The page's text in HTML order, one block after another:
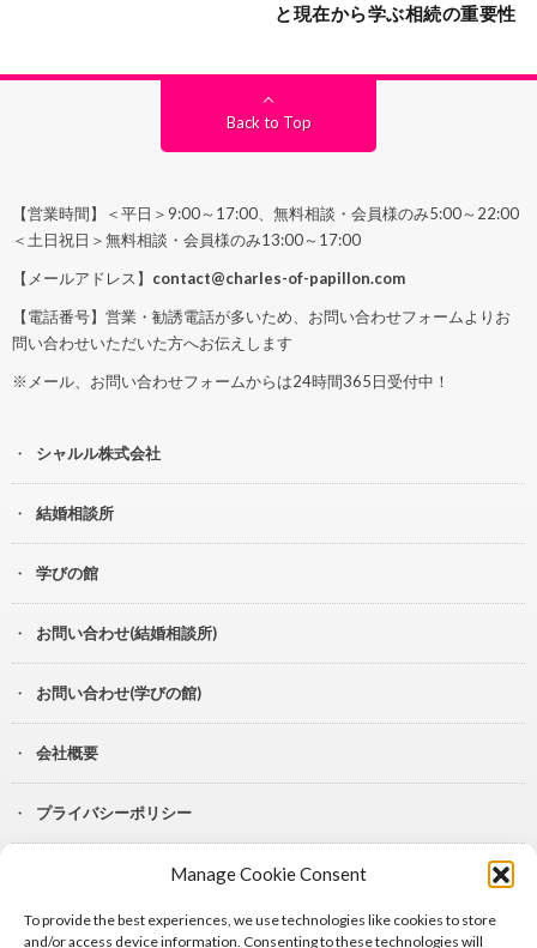
Manage Cookie Consent
To provide the best experiences, we use technologies like cookies to store
and/or access device information. Consenting to these technologies will
と現在から学ぶ相続の重要性
Back to Top
【営業時間】＜平日＞9:00～17:00、無料相談・会員様のみ5:00～22:00
＜土日祝日＞無料相談・会員様のみ13:00～17:00
【メールアドレス】 contact@charles-of-papillon.com
【電話番号】営業・勧誘電話が多いため、お問い合わせフォームよりお
問い合わせいただいた方へお伝えします
※メール、お問い合わせフォームからは24時間365日受付中！
シャルル株式会社
結婚相談所
学びの館
お問い合わせ(結婚相談所)
お問い合わせ(学びの館)
会社概要
プライバシーポリシー
Lit.Link